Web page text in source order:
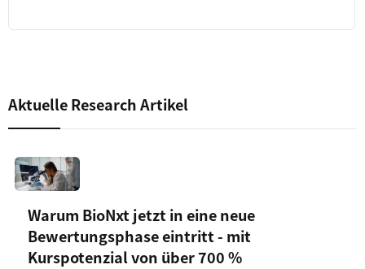
Aktuelle Research Artikel
Warum BioNxt jetzt in eine neue
Bewertungsphase eintritt - mit
Kurspotenzial von über 700 %